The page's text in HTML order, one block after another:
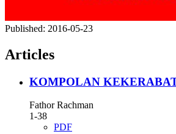
Published: 2016-05-23
Articles
KOMPOLAN
Fathor Rachman
1-38
PDF